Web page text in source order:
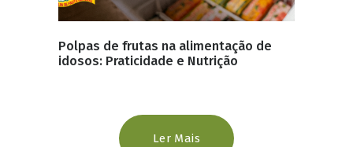
Polpas de frutas na alimentação de
idosos: Praticidade e Nutrição
Ler Mais